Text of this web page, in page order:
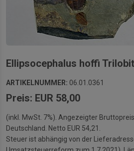
Ellipsocephalus hoffi Trilobit
ARTIKELNUMMER: 06.01.0361
Preis: EUR 58,00
(inkl. MwSt. 7%). Angezeigter
Deutschland. Netto EUR 54,21.
Steuer ist abhängig von der